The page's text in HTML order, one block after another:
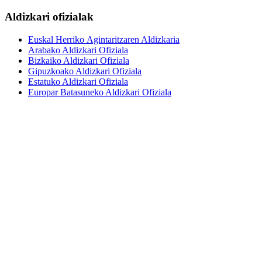
Aldizkari ofizialak
Euskal Herriko Agintaritzaren Aldizkaria
Arabako Aldizkari Ofiziala
Bizkaiko Aldizkari Ofiziala
Gipuzkoako Aldizkari Ofiziala
Estatuko Aldizkari Ofiziala
Europar Batasuneko Aldizkari Ofiziala